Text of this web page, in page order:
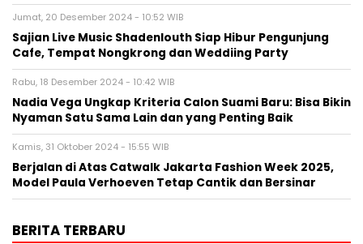
Jumat, 20 Desember 2024 - 10:52 WIB
Sajian Live Music Shadenlouth Siap Hibur Pengunjung
Cafe, Tempat Nongkrong dan Weddiing Party
Rabu, 18 Desember 2024 - 10:42 WIB
Nadia Vega Ungkap Kriteria Calon Suami Baru: Bisa Bikin
Nyaman Satu Sama Lain dan yang Penting Baik
Kamis, 31 Oktober 2024 - 15:55 WIB
Berjalan di Atas Catwalk Jakarta Fashion Week 2025,
Model Paula Verhoeven Tetap Cantik dan Bersinar
BERITA TERBARU